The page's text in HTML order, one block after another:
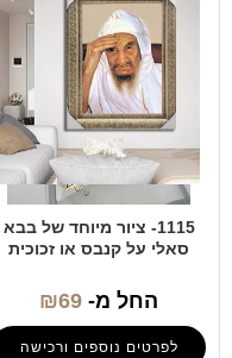
1115- ציור מיוחד של בבא
סאלי על קנבס או זכוכית
החל מ- ₪69
לפרטים נוספים ורכישה